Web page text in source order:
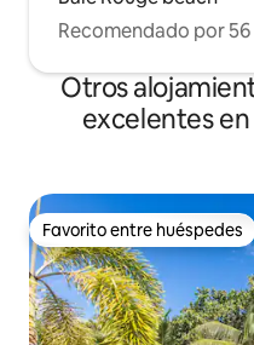
Recomendado por
Otros
excelentes en
Favorito entre huéspedes
Favorito entre huéspedes